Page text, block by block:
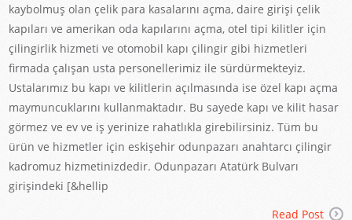
kaybolmuş olan çelik para kasalarını açma, daire girişi çelik
kapıları ve amerikan oda kapılarını açma, otel tipi kilitler için
çilingirlik hizmeti ve otomobil kapı çilingir gibi hizmetleri
firmada çalışan usta personellerimiz ile sürdürmekteyiz.
Ustalarımız bu kapı ve kilitlerin açılmasında ise özel kapı açma
maymuncuklarını kullanmaktadır. Bu sayede kapı ve kilit hasar
görmez ve ev ve iş yerinize rahatlıkla girebilirsiniz. Tüm bu
ürün ve hizmetler için eskişehir odunpazarı anahtarcı çilingir
kadromuz hizmetinizdedir. Odunpazarı Atatürk Bulvarı
girişindeki [&hellip
Read Post